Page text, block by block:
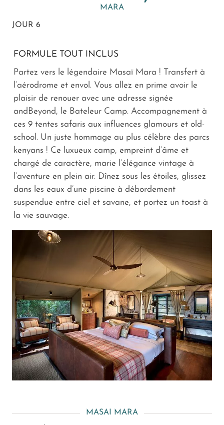
MARA
JOUR 6
FORMULE TOUT INCLUS
Partez vers le légendaire Masaï Mara ! Transfert à
l’aérodrome et envol. Vous allez en prime avoir le
plaisir de renouer avec une adresse signée
andBeyond, le Bateleur Camp. Accompagnement à
ces 9 tentes safaris aux influences glamours et old-
school. Un juste hommage au plus célèbre des parcs
kenyans ! Ce luxueux camp, empreint d’âme et
chargé de caractère, marie l’élégance vintage à
l’aventure en plein air. Dînez sous les étoiles, glissez
dans les eaux d’une piscine à débordement
suspendue entre ciel et savane, et portez un toast à
la vie sauvage.
MASAI MARA